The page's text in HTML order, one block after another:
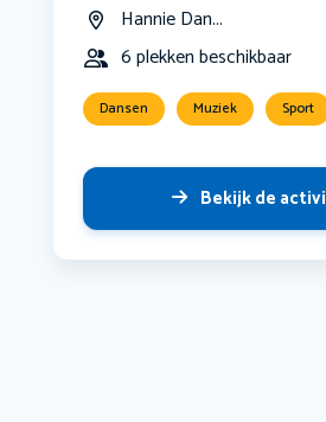
Hannie Dan...
6 plekken beschikbaar
Dansen Muziek Sport
Bekijk de